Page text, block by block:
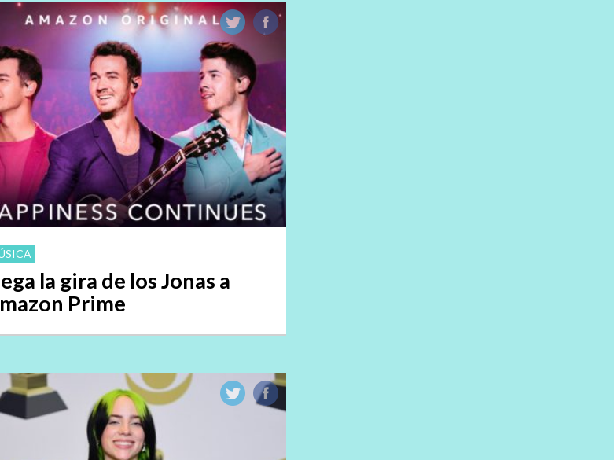
la gira de los Jonas a
Prime